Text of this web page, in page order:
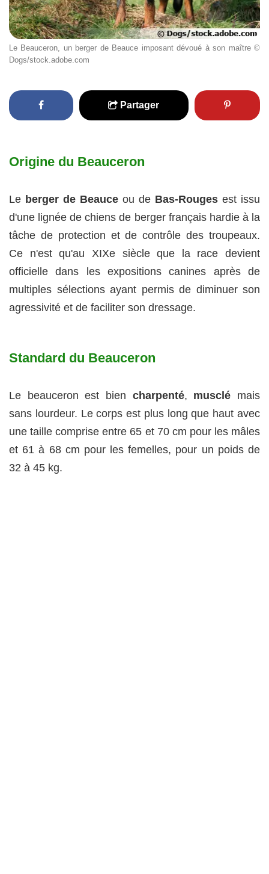
Le Beauceron, un berger de Beauce imposant dévoué à son maître ©
Dogs/stock.adobe.com
Partager
Origine du Beauceron
Le berger de Beauce ou de Bas-Rouges est issu
d'une lignée de chiens de berger français hardie à la
tâche de protection et de contrôle des troupeaux.
Ce n'est qu'au XIXe siècle que la race devient
officielle dans les expositions canines après de
multiples sélections ayant permis de diminuer son
agressivité et de faciliter son dressage.
Standard du Beauceron
Le beauceron est bien charpenté, musclé mais
sans lourdeur. Le corps est plus long que haut avec
une taille comprise entre 65 et 70 cm pour les mâles
et 61 à 68 cm pour les femelles, pour un poids de
32 à 45 kg.